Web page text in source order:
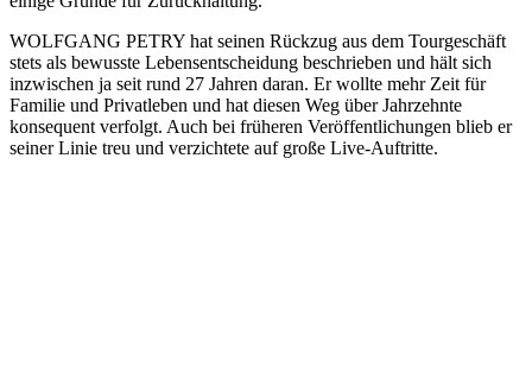
WOLFGANG PETRY hat seinen Rückzug aus dem Tourgeschäft
stets als bewusste Lebensentscheidung beschrieben und hält sich
inzwischen ja seit rund 27 Jahren daran. Er wollte mehr Zeit für
Familie und Privatleben und hat diesen Weg über Jahrzehnte
konsequent verfolgt. Auch bei früheren Veröffentlichungen blieb er
seiner Linie treu und verzichtete auf große Live-Auftritte.